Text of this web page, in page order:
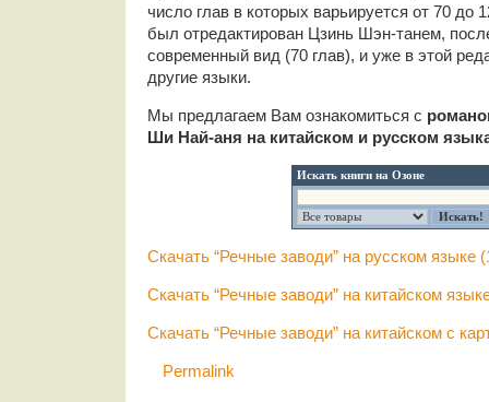
число глав в которых варьируется от 70 до
был отредактирован Цзинь Шэн-танем,
современный вид (70 глав), и уже в этой
другие языки.
Мы предлагаем Вам ознакомиться с
Ши Най-аня на китайском и русском
Искать книги на Озоне
Скачать “Речные заводи” на русском языке
Скачать “Речные заводи” на китайском
Скачать “Речные заводи” на китайском с
Permalink